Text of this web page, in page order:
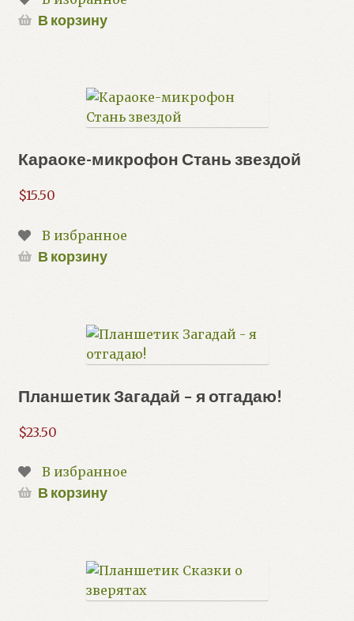
В корзину
Караоке-микрофон Стань звездой
$15.50
В избранное
В корзину
Планшетик Загадай – я отгадаю!
$23.50
В избранное
В корзину